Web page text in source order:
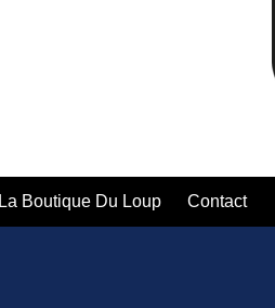
La Boutique Du Loup Contact